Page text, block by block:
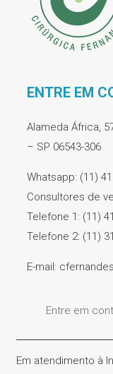
ENTRE EM
Alameda África,
– SP 06543-306
Whatsapp: (11)
Consultores de
Telefone 1: (11)
Telefone 2: (11)
E-mail:
Entre em
Em atendimento à